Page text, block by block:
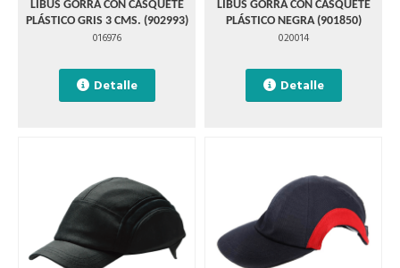
LIBUS GORRA CON CASQUETE
PLÁSTICO GRIS 3 CMS. (902993)
016976
Detalle
LIBUS GORRA CON CASQUETE
PLÁSTICO NEGRA (901850)
020014
Detalle